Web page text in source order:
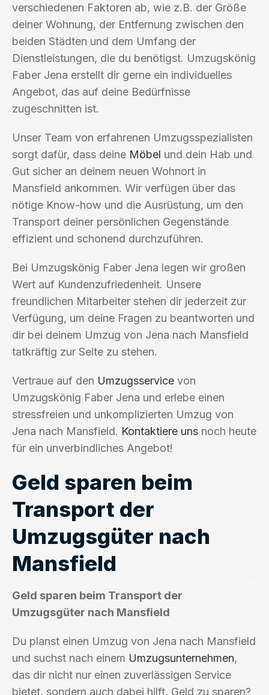
verschiedenen Faktoren ab, wie z.B. der Größe
deiner Wohnung, der Entfernung zwischen den
beiden Städten und dem Umfang der
Dienstleistungen, die du benötigst. Umzugskönig
Faber Jena erstellt dir gerne ein individuelles
Angebot, das auf deine Bedürfnisse
zugeschnitten ist.
Unser Team von erfahrenen Umzugsspezialisten
sorgt dafür, dass deine Möbel und dein Hab und
Gut sicher an deinem neuen Wohnort in
Mansfield ankommen. Wir verfügen über das
nötige Know-how und die Ausrüstung, um den
Transport deiner persönlichen Gegenstände
effizient und schonend durchzuführen.
Bei Umzugskönig Faber Jena legen wir großen
Wert auf Kundenzufriedenheit. Unsere
freundlichen Mitarbeiter stehen dir jederzeit zur
Verfügung, um deine Fragen zu beantworten und
dir bei deinem Umzug von Jena nach Mansfield
tatkräftig zur Seite zu stehen.
Vertraue auf den Umzugsservice von
Umzugskönig Faber Jena und erlebe einen
stressfreien und unkomplizierten Umzug von
Jena nach Mansfield. Kontaktiere uns noch heute
für ein unverbindliches Angebot!
Geld sparen beim
Transport der
Umzugsgüter nach
Mansfield
Geld sparen beim Transport der
Umzugsgüter nach Mansfield
Du planst einen Umzug von Jena nach Mansfield
und suchst nach einem Umzugsunternehmen,
das dir nicht nur einen zuverlässigen Service
bietet, sondern auch dabei hilft, Geld zu sparen?